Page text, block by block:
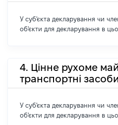
У суб'єкта декларування чи
об'єкти для декларування в
4. Цінне рухоме
транспортні
У суб'єкта декларування чи
об'єкти для декларування в